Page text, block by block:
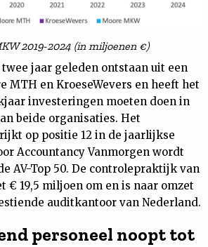
2019-2024 (in miljoenen €)
jaar geleden ontstaan uit een
MTH en KroeseWevers en heeft het
investeringen moeten doen in
beide organisaties. Het
op positie 12 in de jaarlijkse
Accountancy Vanmorgen wordt
AV-Top 50. De controlepraktijk van
€ 19,5 miljoen om en is naar omzet
auditkantoor van Nederland.
personeel noopt tot